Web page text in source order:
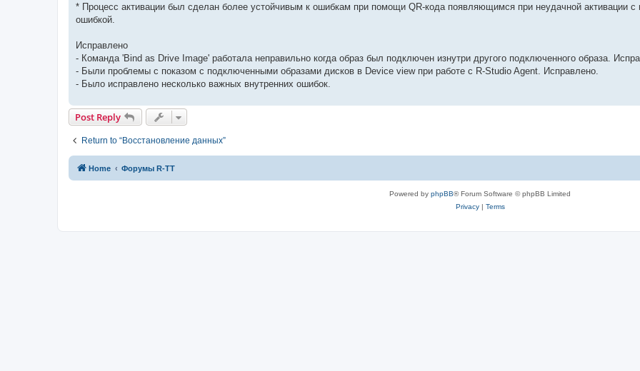
* Процесс активации был сделан более устойчивым к ошибкам при помощи QR-кода появляющимся при неудачной активации с
ошибкой.
Исправлено
- Команда 'Bind as Drive Image' работала неправильно когда образ был подключен изнутри другого подключенного образа.
- Были проблемы с показом с подключенными образами дисков в Device view при работе с R-Studio Agent. Исправлено.
- Было исправлено несколько важных внутренних ошибок.
Post Reply
Return to “Восстановление данных”
Home Форумы R-TT
Powered by phpBB® Forum Software © phpBB Limited
Privacy| Terms